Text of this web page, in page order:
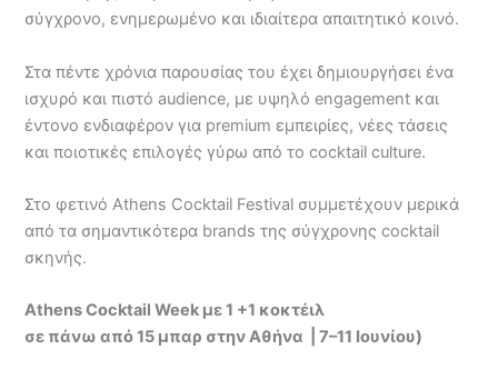
σύγχρονο, ενημερωμένο και ιδιαίτερα απαιτητικό κοινό.
Στα πέντε χρόνια παρουσίας του έχει δημιουργήσει ένα
ισχυρό και πιστό audience, με υψηλό engagement και
έντονο ενδιαφέρον για premium εμπειρίες, νέες τάσεις
και ποιοτικές επιλογές γύρω από το cocktail culture.
Στο φετινό Athens Cocktail Festival συμμετέχουν μερικά
από τα σημαντικότερα brands της σύγχρονης cocktail
σκηνής.
Athens Cocktail Week με 1 +1 κοκτέιλ
σε πάνω από 15 μπαρ στην Αθήνα | 7–11 Ιουνίου)